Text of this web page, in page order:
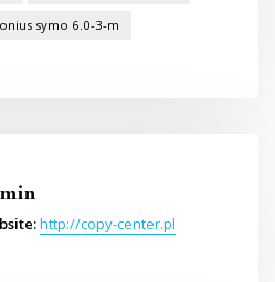
symo 6.0-3-m
http://copy-center.pl